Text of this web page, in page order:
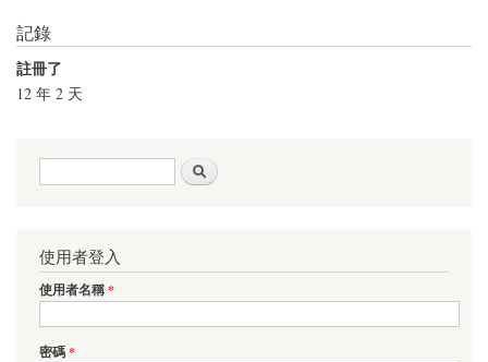
記錄
註冊了
12 年 2 天
搜尋表單
使用者登入
使用者名稱*
密碼*